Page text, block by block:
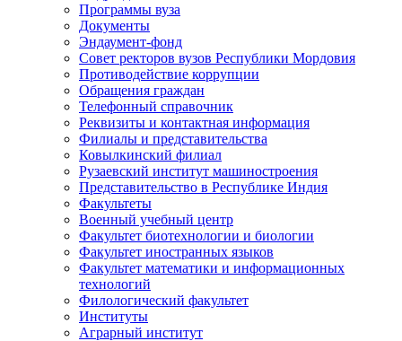
Программы вуза
Документы
Эндаумент-фонд
Совет ректоров вузов Республики Мордовия
Противодействие коррупции
Обращения граждан
Телефонный справочник
Реквизиты и контактная информация
Филиалы и представительства
Ковылкинский филиал
Рузаевский институт машиностроения
Представительство в Республике Индия
Факультеты
Военный учебный центр
Факультет биотехнологии и биологии
Факультет иностранных языков
Факультет математики и информационных
технологий
Филологический факультет
Институты
Аграрный институт